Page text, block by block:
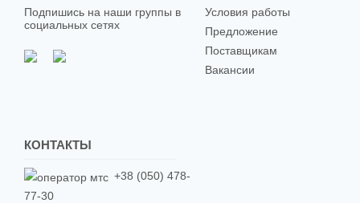
Подпишись на наши группы в
социальных сетях
Условия работы
Предложение
Поставщикам
Вакансии
КОНТАКТЫ
+38 (050) 478-
77-30